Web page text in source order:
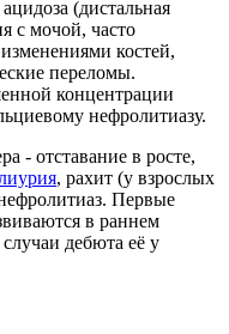
(дистальная
с мочой, часто
костей,
переломы.
концентрации
нефролитиазу.
- отставание в росте,
, рахит (у взрослых
Первые
в раннем
дебюта её у